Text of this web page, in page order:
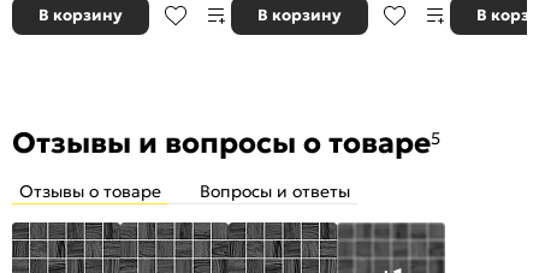
В корзину В корзину В
Отзывы и вопросы о товаре5
Отзывы о товаре Вопросы и ответы